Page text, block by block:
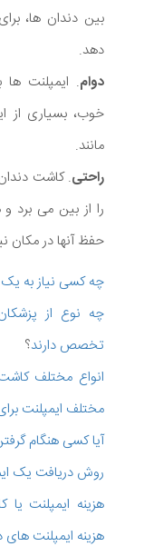
بین دندان ها،
دهد.
دوام. ایمپلنت ها
خوب، بسیاری از
مانند.
راحتی. کاشت
را از بین می برد
حفظ آنها در مکان
چه کسی نیاز به یک
چه نوع از
تخصص دارند؟
انواع مختلف
مختلف ایمپلنت
آیا کسی هنگام
روش دریافت یک
هزینه ایمپلنت
هزینه ایمپلنت های